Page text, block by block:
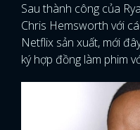
Sau thành công của
Chris Hemsworth với
Netflix sản xuất, mới
ký hợp đồng làm phim